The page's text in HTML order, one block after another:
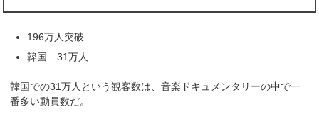
196万人突破
韓国 31万人
韓国での31万人という観客数は、音楽ドキュメンタリーの中で一
番多い動員数だ。